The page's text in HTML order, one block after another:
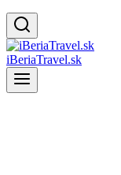
iBeriaTravel.sk